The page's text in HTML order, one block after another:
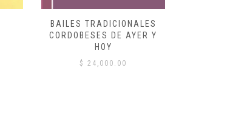
BAILES TRADICIONALES
CORDOBESES DE AYER Y
HOY
$ 24,000.00